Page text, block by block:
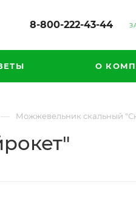
8-800-222-43-44
О
— Можжевельник скальный